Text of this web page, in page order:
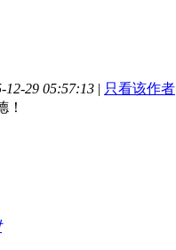
12-29 05:57:13 | 只看该作者
！